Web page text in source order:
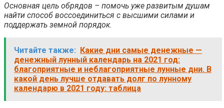
Основная цель обрядов – помочь уже развитым душам
найти способ воссоединиться с высшими силами и
поддержать земной порядок.
Читайте также: Какие дни самые денежные —
денежный лунный календарь на 2021 год:
благоприятные и неблагоприятные лунные дни. В
какой день лучше отдавать долг по лунному
календарю в 2021 году: таблица